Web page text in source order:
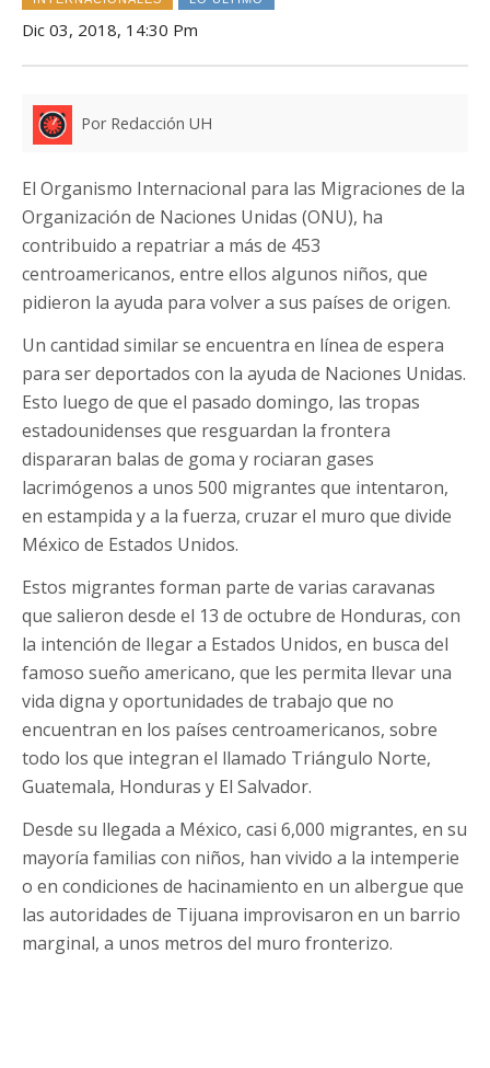
Dic 03, 2018, 14:30 Pm
Por Redacción UH
El Organismo Internacional para las Migraciones de la
Organización de Naciones Unidas (ONU), ha
contribuido a repatriar a más de 453
centroamericanos, entre ellos algunos niños, que
pidieron la ayuda para volver a sus países de origen.
Un cantidad similar se encuentra en línea de espera
para ser deportados con la ayuda de Naciones Unidas.
Esto luego de que el pasado domingo, las tropas
estadounidenses que resguardan la frontera
dispararan balas de goma y rociaran gases
lacrimógenos a unos 500 migrantes que intentaron,
en estampida y a la fuerza, cruzar el muro que divide
México de Estados Unidos.
Estos migrantes forman parte de varias caravanas
que salieron desde el 13 de octubre de Honduras, con
la intención de llegar a Estados Unidos, en busca del
famoso sueño americano, que les permita llevar una
vida digna y oportunidades de trabajo que no
encuentran en los países centroamericanos, sobre
todo los que integran el llamado Triángulo Norte,
Guatemala, Honduras y El Salvador.
Desde su llegada a México, casi 6,000 migrantes, en su
mayoría familias con niños, han vivido a la intemperie
o en condiciones de hacinamiento en un albergue que
las autoridades de Tijuana improvisaron en un barrio
marginal, a unos metros del muro fronterizo.